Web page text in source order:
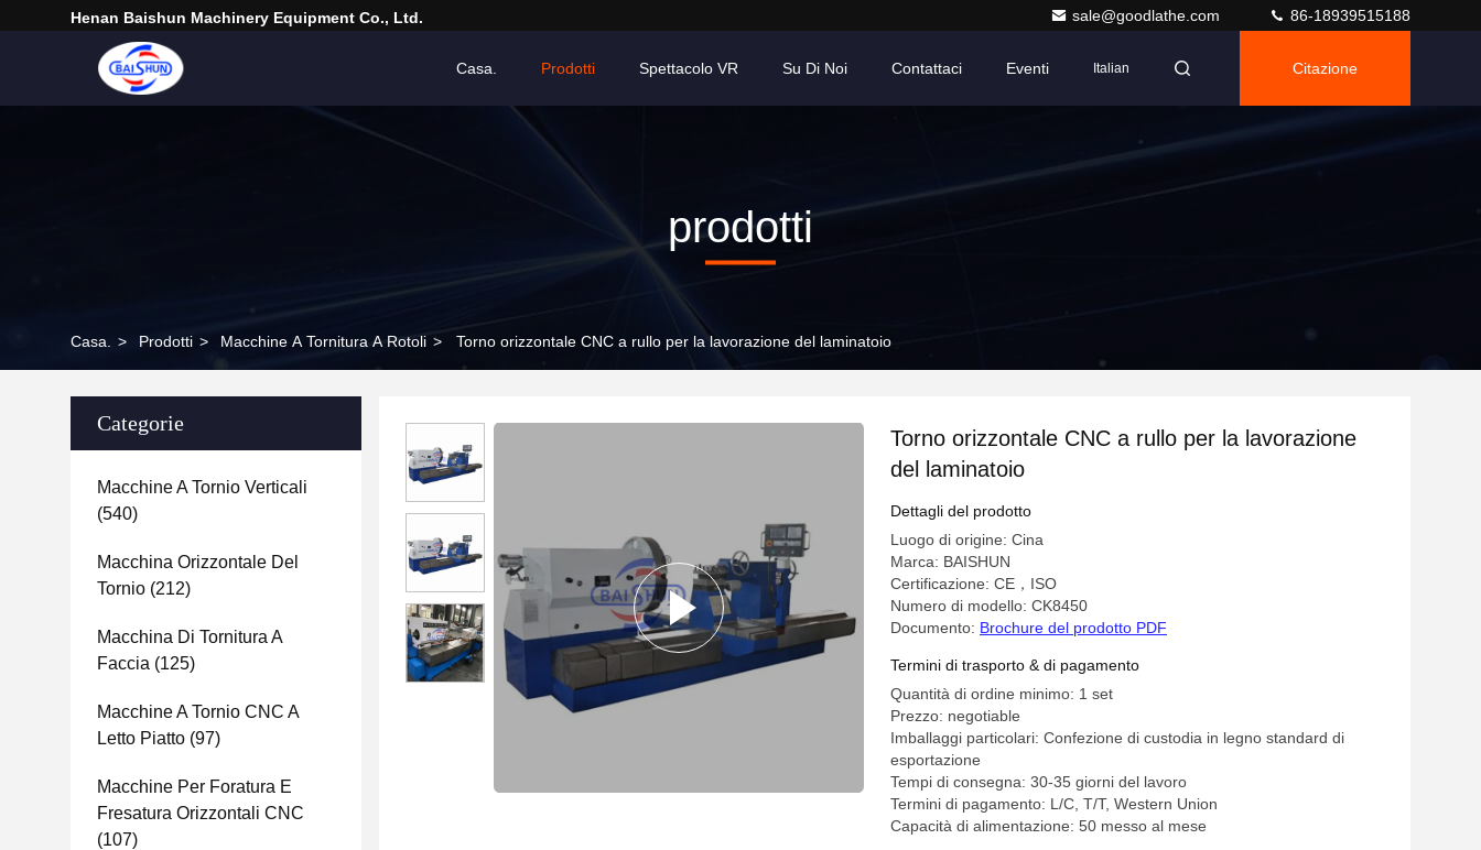
Henan Baishun Machinery Equipment Co., Ltd. sale@goodlathe.com 86-18939515188
Casa. Prodotti Spettacolo VR Su Di Noi Contattaci Eventi Italian Citazione
prodotti
Casa. > Prodotti > Macchine A Tornitura A Rotoli > Torno orizzontale CNC a rullo per la lavorazione del laminatoio
Categorie
Macchine A Tornio Verticali
(540)
Macchina Orizzontale Del
Tornio (212)
Macchina Di Tornitura A
Faccia (125)
Macchine A Tornio CNC A
Letto Piatto (97)
Macchine Per Foratura E
Fresatura Orizzontali CNC
(107)
Torno orizzontale CNC a rullo per la lavorazione
del laminatoio
Dettagli del prodotto
Luogo di origine: Cina
Marca: BAISHUN
Certificazione: CE，ISO
Numero di modello: CK8450
Documento: Brochure del prodotto PDF
Termini di trasporto & di pagamento
Quantità di ordine minimo: 1 set
Prezzo: negotiable
Imballaggi particolari: Confezione di custodia in legno standard di
esportazione
Tempi di consegna: 30-35 giorni del lavoro
Termini di pagamento: L/C, T/T, Western Union
Capacità di alimentazione: 50 messo al mese